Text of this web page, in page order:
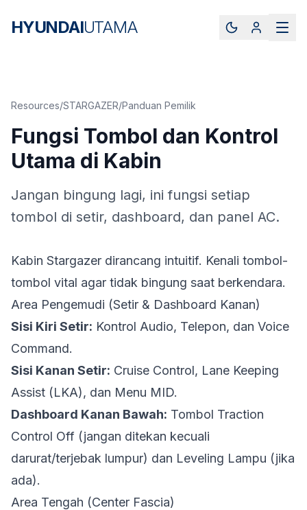
HYUNDAIUTAMA
Resources/STARGAZER/Panduan Pemilik
Fungsi Tombol dan Kontrol
Utama di Kabin
Jangan bingung lagi, ini fungsi setiap
tombol di setir, dashboard, dan panel AC.
Kabin Stargazer dirancang intuitif. Kenali tombol-
tombol vital agar tidak bingung saat berkendara.
Area Pengemudi (Setir & Dashboard Kanan)
Sisi Kiri Setir: Kontrol Audio, Telepon, dan Voice
Command.
Sisi Kanan Setir: Cruise Control, Lane Keeping
Assist (LKA), dan Menu MID.
Dashboard Kanan Bawah: Tombol Traction
Control Off (jangan ditekan kecuali
darurat/terjebak lumpur) dan Leveling Lampu (jika
ada).
Area Tengah (Center Fascia)